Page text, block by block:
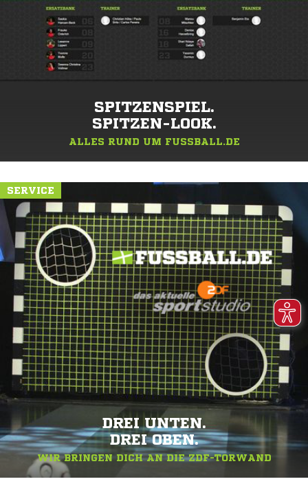
SPITZENSPIEL.
SPITZEN-LOOK.
ALLES RUND UM FUSSBALL.DE
SERVICE
DREI UNTEN.
DREI OBEN.
WIR BRINGEN DICH AN DIE ZDF-TORWAND